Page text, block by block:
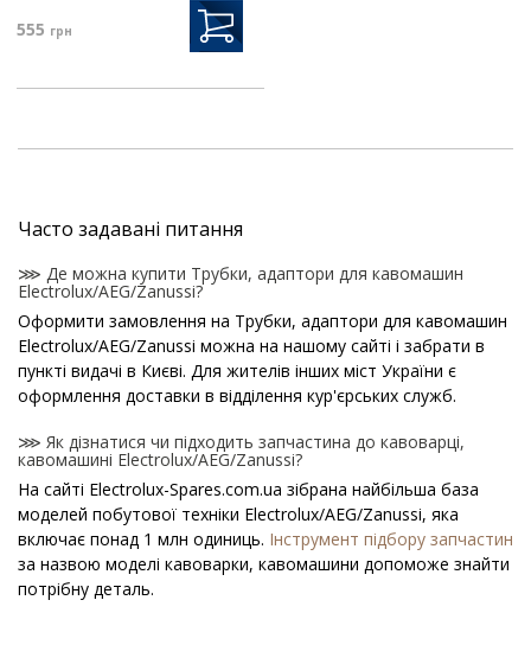
555 грн
Часто задавані питання
⋙ Де можна купити Трубки, адаптори для кавомашин
Electrolux/AEG/Zanussi?
Оформити замовлення на Трубки, адаптори для кавомашин
Electrolux/AEG/Zanussi можна на нашому сайті і забрати в
пункті видачі в Києві. Для жителів інших міст України є
оформлення доставки в відділення кур'єрських служб.
⋙ Як дізнатися чи підходить запчастина до кавоварці,
кавомашині Electrolux/AEG/Zanussi?
На сайті Electrolux-Spares.com.ua зібрана найбільша база
моделей побутової техніки Electrolux/AEG/Zanussi, яка
включає понад 1 млн одиниць. Інструмент підбору запчастин
за назвою моделі кавоварки, кавомашини допоможе знайти
потрібну деталь.